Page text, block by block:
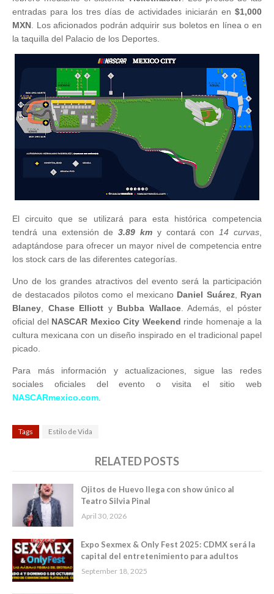
entradas para los tres días de actividades iniciarán en $1,000
MXN. Los aficionados podrán adquirir sus boletos en línea o en
la taquilla del Palacio de los Deportes.
El circuito que se utilizará para esta histórica competencia
tendrá una extensión de3.89 km y contará con14 curvas,
adaptándose para ofrecer un mayor nivel de competencia entre
los stock cars de las diferentes categorías.
Uno de los grandes atractivos del evento será la participación
de destacados pilotos como el mexicano Daniel Suárez, Ryan
Blaney, Chase Elliott y Bubba Wallace. Además, el póster
oficial delNASCAR Mexico City Weekend rinde homenaje a la
cultura mexicana con un diseño inspirado en el tradicional papel
picado.
Para más información y actualizaciones, sigue las redes
sociales oficiales del evento o visita el sitio web
NASCARmexico.com.
Tags Estilo de Vida
RELATED POSTS
Ojitos de Huevo llega con show único al
Teatro Silvia Pinal
April 30, 2026
Expo Sexmex & Only Fest 2025: CDMX será la
capital del entretenimiento para adultos
September 18, 2025